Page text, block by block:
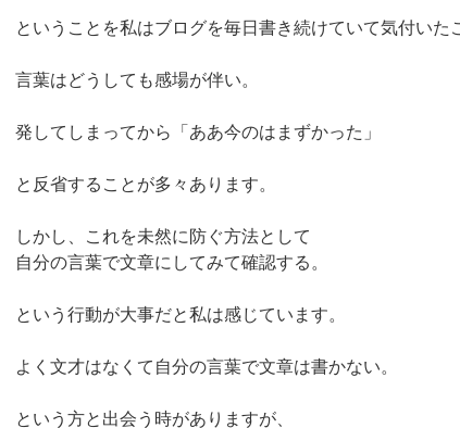
ということを私はブログを毎日書き続けていて気付いた
言葉はどうしても感場が伴い。
発してしまってから「ああ今のはまずかった」
と反省することが多々あります。
しかし、これを未然に防ぐ方法として
自分の言葉で文章にしてみて確認する。
という行動が大事だと私は感じています。
よく文才はなくて自分の言葉で文章は書かない。
という方と出会う時がありますが、